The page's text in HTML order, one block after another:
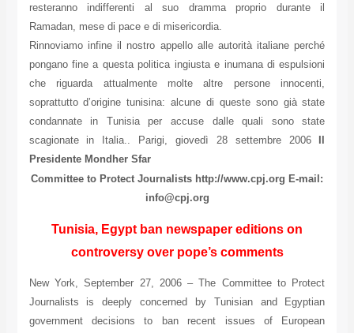
resteranno indifferenti al suo dramma proprio durante il
Ramadan, mese di pace e di misericordia.
Rinnoviamo infine il nostro appello alle autorità italiane perché
pongano fine a questa politica ingiusta e inumana di espulsioni
che riguarda attualmente molte altre persone innocenti,
soprattutto d’origine tunisina: alcune di queste sono già state
condannate in Tunisia per accuse dalle quali sono state
scagionate in Italia.. Parigi, giovedì 28 settembre 2006
Presidente Mondher Sfar
Committee to Protect Journalists http://www.cpj.org E-mail:
info@cpj.org
Tunisia, Egypt ban newspaper editions on
controversy over pope’s comments
New York, September 27, 2006 – The Committee to Protect
Journalists is deeply concerned by Tunisian and Egyptian
government decisions to ban recent issues of European